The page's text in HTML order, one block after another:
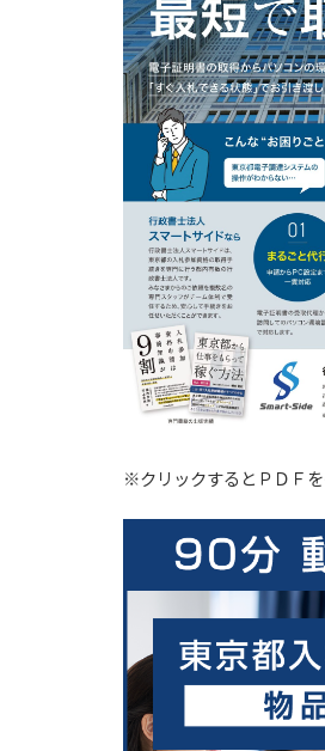
※クリックするとＰＤＦを